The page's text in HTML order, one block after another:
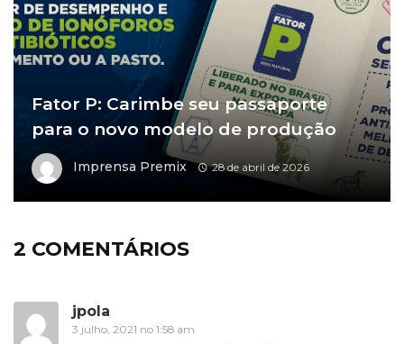
Fator P: Carimbe seu passaporte
para o novo modelo de produção
Imprensa Premix 28 de abril de 2026
2 COMENTÁRIOS
jpola
3 julho, 2021 no 1:58 am